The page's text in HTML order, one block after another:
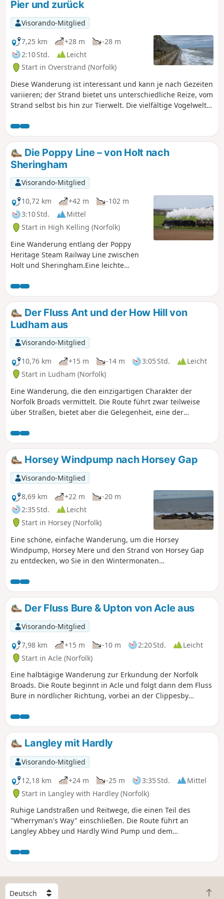
Pier und zurück
Visorando-Mitglied
7,25 km
+28 m
-28 m
2:10 Std.
Leicht
Start in Overstrand (Norfolk)
Diese Wanderung ist interessant und kann je nach Gezeiten
variieren; der Strand bietet uns unterschiedliche Reize, vom
Strand selbst bis hin zur Tierwelt. Die vielfältige Vogelwelt
Möglichkeiten zum Essen und zum Besuch von Museen
usw. in Cromer können diese Wanderung
abwechslungsreich gestalten.
Die Poppy Line – von Holt nach
Sheringham
Visorando-Mitglied
10,72 km
+42 m
-102 m
3:10 Std.
Mittel
Start in High Kelling (Norfolk)
Eine Wanderung entlang der Poppy
Heritage Steam Railway Line zwischen
Holt und Sheringham.Eine leichte
von Holt nach Sheringham folgt. Die
abwechslungsreiche Landschaft, durch
die diese Route führt, besteht aus
Heide, Wald und Küste, wobei die
allgegenwärtige Dampfeisenbahn
immer in Hör- oder Sichtweite ist. Eine
großartige Möglichkeit, die Lokomotiven
in voller Fahrt zu sehen, wobei die
Rückfahrt auf dieser legendären
Bahnstrecke erfolgt. Der beste Ort, um
die Lokomotiven aus nächster Nähe zu
beobachten, ist der Bahnübergang bei
Kelling Heath, wo die Dampflokomotiven
den Anstieg von Weybourne
hinaufzuziehen.
Der Fluss Ant und der How Hill von
Ludham aus
Visorando-Mitglied
10,76 km
+15 m -14 m 3:05 Std.
Leicht
Start in Ludham (Norfolk)
Eine Wanderung, die den einzigartigen Charakter der
Norfolk Broads vermittelt. Die Route führt zwar teilweise
über Straßen, bietet aber die Gelegenheit, eine der
Horsey Windpump nach Horsey Gap
Visorando-Mitglied
8,69 km
+22 m
-20 m
2:35 Std.
Leicht
Start in Horsey (Norfolk)
Eine schöne, einfache Wanderung, um die Horsey
Windpump, Horsey Mere und den Strand von Horsey Gap
zu entdecken, wo Sie in den Wintermonaten
Wanderung, die Sümpfe, Felder und Strand mit herrlichen
Ausblicken verbindet.
Der Fluss Bure & Upton von Acle aus
Visorando-Mitglied
7,98 km
+15 m -10 m 2:20 Std.
Leicht
Start in Acle (Norfolk)
Eine halbtägige Wanderung zur Erkundung der Norfolk
Broads. Die Route beginnt in Acle und folgt dann dem Fluss
Bure in nördlicher Richtung, vorbei an der Clippesby
Felder zurück zum Ausgangspunkt und bietet die
Möglichkeit, die schöne Kirche mit Rundturm in Fishley zu
besuchen.
Langley mit Hardly
Visorando-Mitglied
12,18 km
+24 m -25 m 3:35 Std.
Mittel
Start in Langley with Hardley (Norfolk)
Ruhige Landstraßen und Reitwege, die einen Teil des
"Wherryman's Way" einschließen. Die Route führt an
Langley Abbey und Hardly Wind Pump und dem
W